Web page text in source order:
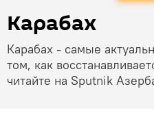
Карабах
Карабах - самые
том, как
читайте на Sputnik